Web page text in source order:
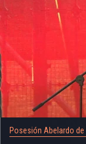
Posesión Abelardo de